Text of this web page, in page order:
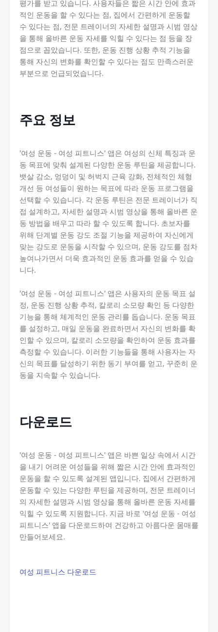
평가를 받고 있습니다. 사용자들은 짧은 시간 안에 효과
적인 운동을 할 수 있다는 점, 집에서 간편하게 운동할
수 있다는 점, 전문 트레이너의 자세한 설명과 시범 영상
을 통해 올바른 운동 자세를 익힐 수 있다는 점 등을 장
점으로 꼽았습니다. 또한, 운동 진행 상황 추적 기능을
통해 자신의 변화를 확인할 수 있다는 점도 만족스러운
부분으로 언급되었습니다.
주요 정보
'여성 운동 - 여성 피트니스' 앱은 여성의 신체 특징과 운
동 목표에 맞춰 설계된 다양한 운동 루틴을 제공합니다.
뱃살 감소, 엉덩이 및 허벅지 근육 강화, 전체적인 체형
개선 등 여성들이 원하는 목표에 따라 운동 프로그램을
선택할 수 있습니다. 각 운동 루틴은 전문 트레이너가 직
접 설계하고, 자세한 설명과 시범 영상을 통해 올바른 운
동 방법을 배우고 따라 할 수 있도록 합니다. 초보자를
위해 단계별 운동 강도 조절 기능을 제공하여 자신에게
맞는 강도로 운동을 시작할 수 있으며, 운동 강도를 점차
높여나가면서 더욱 효과적인 운동 효과를 얻을 수 있습
니다.
'여성 운동 - 여성 피트니스' 앱은 사용자의 운동 목표 설
정, 운동 진행 상황 추적, 칼로리 소모량 확인 등 다양한
기능을 통해 체계적인 운동 관리를 돕습니다. 운동 목표
를 설정하고, 매일 운동을 완료하면서 자신의 변화를 확
인할 수 있으며, 칼로리 소모량을 확인하여 운동 효과를
측정할 수 있습니다. 이러한 기능들을 통해 사용자는 자
신의 목표를 달성하기 위한 동기 부여를 얻고, 꾸준히 운
동을 지속할 수 있습니다.
다운로드
'여성 운동 - 여성 피트니스' 앱은 바쁜 일상 속에서 시간
을 내기 어려운 여성들을 위해 짧은 시간 안에 효과적인
운동을 할 수 있도록 설계된 앱입니다. 집에서 간편하게
운동할 수 있는 다양한 루틴을 제공하며, 전문 트레이너
의 자세한 설명과 시범 영상을 통해 올바른 운동 자세를
익힐 수 있도록 지원합니다. 지금 바로 '여성 운동 - 여성
피트니스' 앱을 다운로드하여 건강하고 아름다운 몸매를
만들어보세요.
여성 피트니스 다운로드